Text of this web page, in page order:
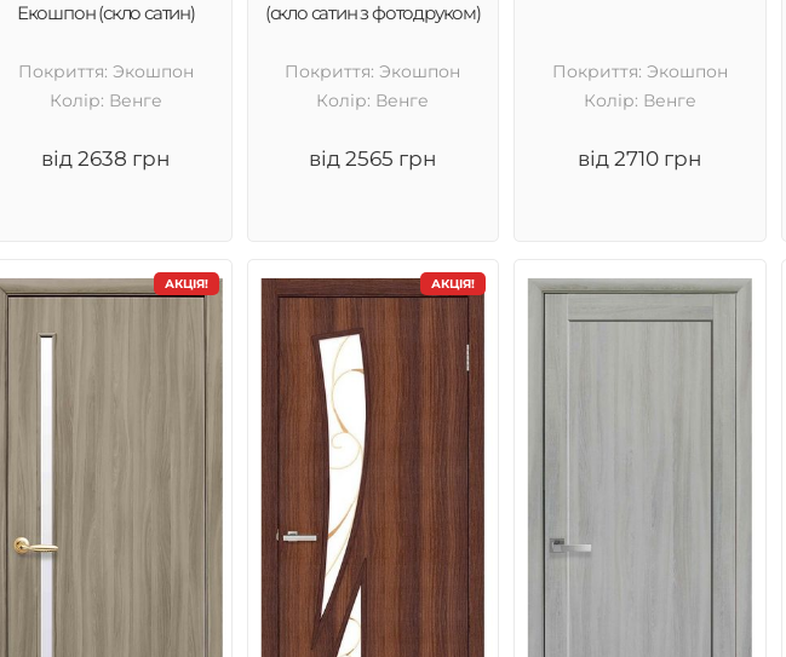
Екошпон (скло сатин)
Покриття: Экошпон
Колір: Венге
від 2638 грн
(скло сатин з фотодруком)
Покриття: Экошпон
Колір: Венге
від 2565 грн
Покриття: Экошпон
Колір: Венге
від 2710 грн
АКЦІЯ! АКЦІЯ!